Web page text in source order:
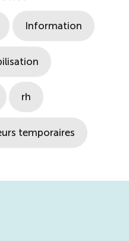
en ligne
INFOLETTRE
Information
rh
temporaires